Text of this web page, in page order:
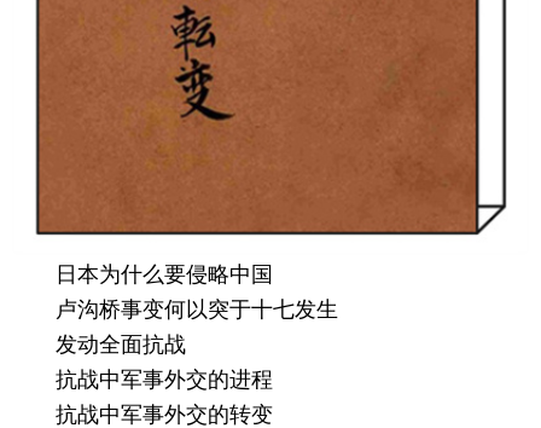
日本为什么要侵略中国
卢沟桥事变何以突于十七发生
发动全面抗战
抗战中军事外交的进程
抗战中军事外交的转变